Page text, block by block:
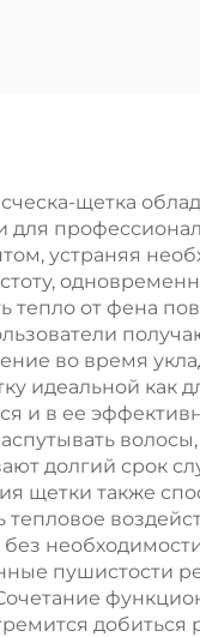
для волос
щетка
и для
устраняя
тепло от фена
во время
идеальной как
и в ее
долгий срок
щетки также
пушистости
добиться